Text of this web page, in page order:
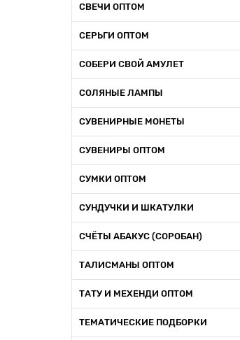
СВЕЧИ ОПТОМ
СЕРЬГИ ОПТОМ
СОБЕРИ СВОЙ АМУЛЕТ
СОЛЯНЫЕ ЛАМПЫ
СУВЕНИРНЫЕ МОНЕТЫ
СУВЕНИРЫ ОПТОМ
СУМКИ ОПТОМ
СУНДУЧКИ И ШКАТУЛКИ
СЧЁТЫ АБАКУС (СОРОБАН)
ТАЛИСМАНЫ ОПТОМ
ТАТУ И МЕХЕНДИ ОПТОМ
ТЕМАТИЧЕСКИЕ ПОДБОРКИ